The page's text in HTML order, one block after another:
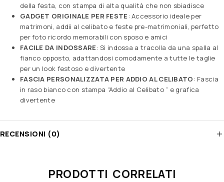
della festa, con stampa di alta qualità che non sbiadisce
GADGET ORIGINALE PER FESTE: Accessorio ideale per
matrimoni, addii al celibato e feste pre-matrimoniali, perfetto
per foto ricordo memorabili con sposo e amici
FACILE DA INDOSSARE: Si indossa a tracolla da una spalla al
fianco opposto, adattandosi comodamente a tutte le taglie
per un look festoso e divertente
FASCIA PERSONALIZZATA PER ADDIO AL CELIBATO : Fascia
in raso bianco con stampa “Addio al Celibato ” e grafica
divertente
RECENSIONI (0)
PRODOTTI CORRELATI